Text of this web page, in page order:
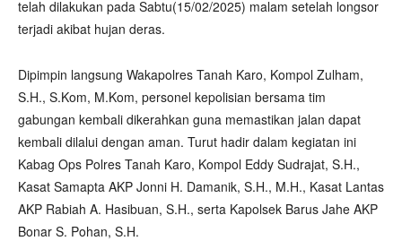
telah dilakukan pada Sabtu(15/02/2025) malam setelah longsor
terjadi akibat hujan deras.
Dipimpin langsung Wakapolres Tanah Karo, Kompol Zulham,
S.H., S.Kom, M.Kom, personel kepolisian bersama tim
gabungan kembali dikerahkan guna memastikan jalan dapat
kembali dilalui dengan aman. Turut hadir dalam kegiatan ini
Kabag Ops Polres Tanah Karo, Kompol Eddy Sudrajat, S.H.,
Kasat Samapta AKP Jonni H. Damanik, S.H., M.H., Kasat Lantas
AKP Rabiah A. Hasibuan, S.H., serta Kapolsek Barus Jahe AKP
Bonar S. Pohan, S.H.